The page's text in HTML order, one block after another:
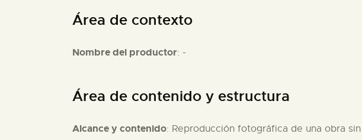
Área de contexto
Nombre del productor: -
Área de contenido y estructura
Alcance y contenido: Reproducción fotográfica de una obra